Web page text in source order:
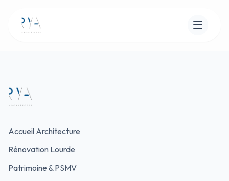
Accueil Architecture
Rénovation Lourde
Patrimoine & PSMV